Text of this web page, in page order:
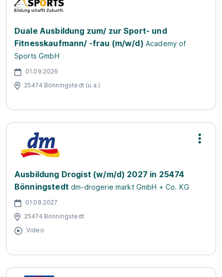
Duale Ausbildung zum/ zur Sport- und
Fitnesskaufmann/ -frau (m/w/d) Academy of
Sports GmbH
01.09.2026
25474 Bönningstedt (u.a.)
Ausbildung Drogist (w/m/d) 2027 in 25474
Bönningstedt dm-drogerie markt GmbH + Co. KG
01.08.2027
25474 Bönningstedt
Video